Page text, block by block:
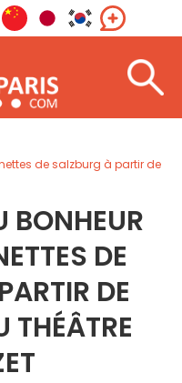
de salzburg à partir de
BONHEUR
DE
DE
THÉÂTRE